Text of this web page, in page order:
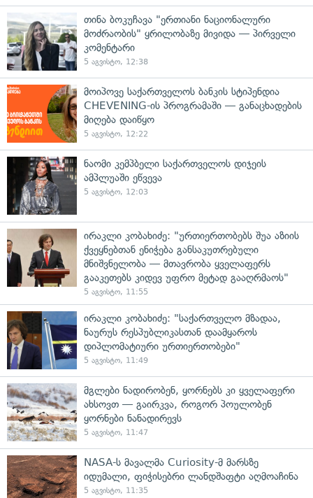
თინა ბოკუჩავა "ერთიანი ნაციონალური
მოძრაობის" ყრილობაზე მივიდა — პირველი
კომენტარი
5 აგვისტო, 12:38
მოიპოვე საქართველოს ბანკის სტიპენდია
CHEVENING-ის პროგრამაში — განაცხადების
მიღება დაიწყო
5 აგვისტო, 12:22
ნაომი კემპბელი საქართველოს დიჯეის
ამპლუაში ეწვევა
5 აგვისტო, 12:03
ირაკლი კობახიძე: "ურთიერთობებს შუა აზიის
ქვეყნებთან ენიჭება განსაკუთრებული
მნიშვნელობა — მთავრობა ყველაფერს
გააკეთებს კიდევ უფრო მეტად გააღრმაოს"
5 აგვისტო, 11:55
ირაკლი კობახიძე: "საქართველო მზადაა,
ნაურუს რესპუბლიკასთან დაამყაროს
დიპლომატიური ურთიერთობები"
5 აგვისტო, 11:49
მგლები ნადირობენ, ყორნებს კი ყველაფერი
ახსოვთ — გაირკვა, როგორ პოულობენ
ყორნები ნანადირევს
5 აგვისტო, 11:47
NASA-ს მავალმა Curiosity-მ მარსზე
იდუმალი, ფიჭისებრი ლანდშაფტი აღმოაჩინა
5 აგვისტო, 11:35